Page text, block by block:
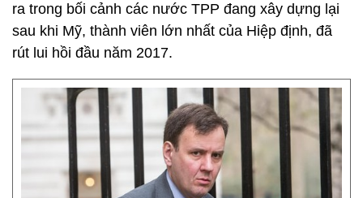
ra trong bối cảnh các nước TPP đang xây dựng lại
sau khi Mỹ, thành viên lớn nhất của Hiệp định, đã
rút lui hồi đầu năm 2017.